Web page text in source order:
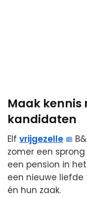
Maak kennis
kandidaten
Elf vrijgezelle
zomer een
een pension in
een nieuwe liefde
én hun zaak.